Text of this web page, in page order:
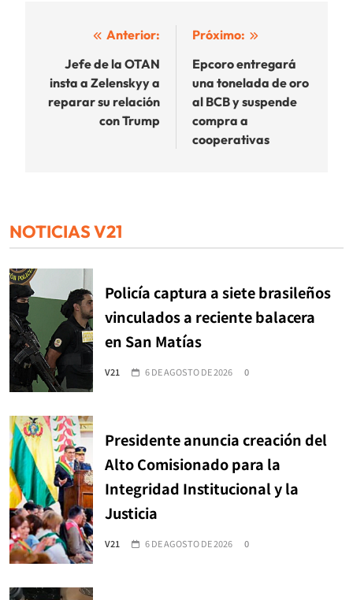
Navegación
entradas
Anterior:
Jefe de la OTAN
insta a Zelenskyy a
reparar su relación
con Trump
Próximo:
Epcoro entregará
una tonelada de oro
al BCB y suspende
compra a
cooperativas
NOTICIAS V21
Policía captura a siete brasileños
vinculados a reciente balacera
en San Matías
V21 6 DE AGOSTO DE 2026 0
Presidente anuncia creación del
Alto Comisionado para la
Integridad Institucional y la
Justicia
V21 6 DE AGOSTO DE 2026 0